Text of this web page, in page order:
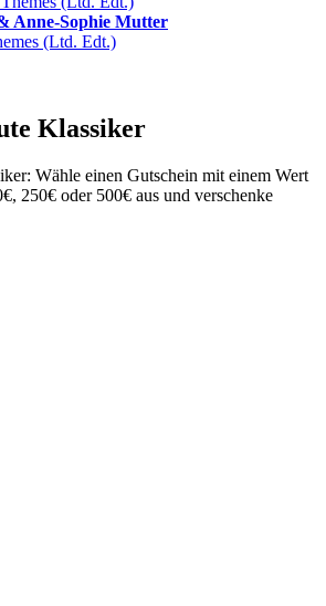
Anne-Sophie Mutter
(Ltd. Edt.)
Klassiker
Wähle einen Gutschein mit einem Wert
250€ oder 500€ aus und verschenke